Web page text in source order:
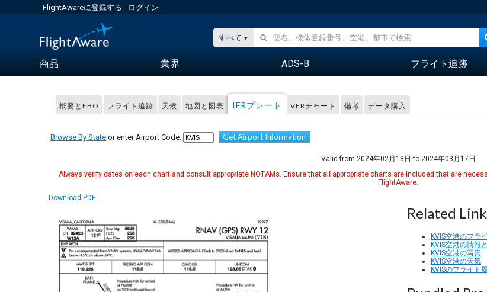
FlightAwareに登録する ログイン
すべて
商品 業界 ADS-B フライト追跡
概要とFBO フライト追跡 天候 地図と図表 IFRプレート VFRチャート 備考 データ購入
Browse By State or enter Airport Code: Get Airport Information
Valid from 2024年02月18日 to 2024年03月17日
Always verify dates on each chart and consult appropriate NOTAMs. Ensure that all appropriate charts are included that are
FlightAware.
Download PDF
Related
KVIS空港のフラ
KVIS空港の情報
KVIS空港の写真
KVIS空港の天気
KVISのフライト